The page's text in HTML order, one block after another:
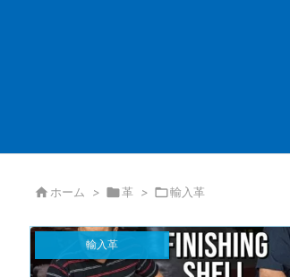
 ホーム > 革 > 輸入革
輸入革